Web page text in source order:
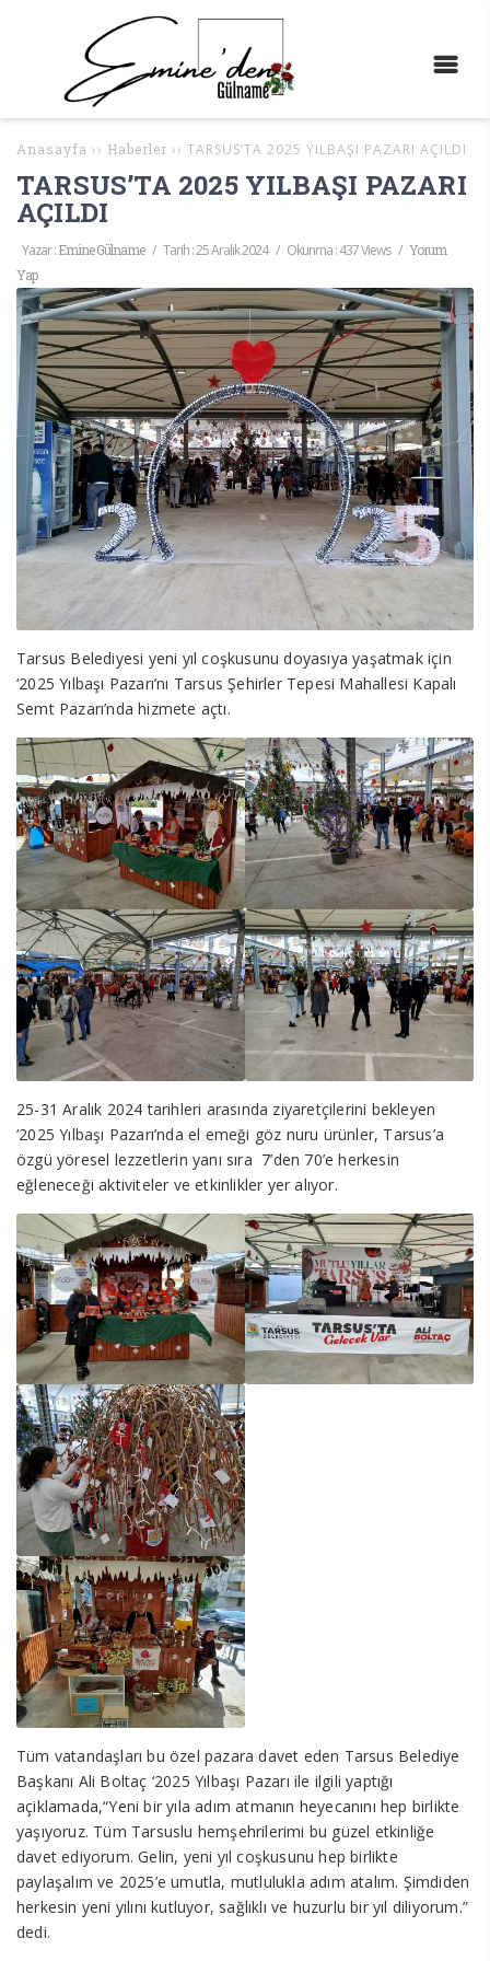
Anasayfa ›› Haberler ›› TARSUS’TA 2025 YILBAŞI PAZARI AÇILDI
TARSUS’TA 2025 YILBAŞI PAZARI
AÇILDI
Yazar :Emine Gülname / Tarih :25 Aralık 2024 / Okunma : 437 Views / Yorum
Yap
Tarsus Belediyesi yeni yıl coşkusunu doyasıya yaşatmak için
‘2025 Yılbaşı Pazarı’nı Tarsus Şehirler Tepesi Mahallesi Kapalı
Semt Pazarı’nda hizmete açtı.
25-31 Aralık 2024 tarihleri arasında ziyaretçilerini bekleyen
‘2025 Yılbaşı Pazarı’nda el emeği göz nuru ürünler, Tarsus’a
özgü yöresel lezzetlerin yanı sıra 7’den 70’e herkesin
eğleneceği aktiviteler ve etkinlikler yer alıyor.
Tüm vatandaşları bu özel pazara davet eden Tarsus Belediye
Başkanı Ali Boltaç ‘2025 Yılbaşı Pazarı ile ilgili yaptığı
açiklamada,“Yeni bir yıla adım atmanın heyecanını hep birlikte
yaşıyoruz. Tüm Tarsuslu hemşehrilerimi bu güzel etkinliğe
davet ediyorum. Gelin, yeni yıl coşkusunu hep birlikte
paylaşalım ve 2025’e umutla, mutlulukla adım atalım. Şimdiden
herkesin yeni yılını kutluyor, sağlıklı ve huzurlu bir yıl diliyorum.”
dedi.